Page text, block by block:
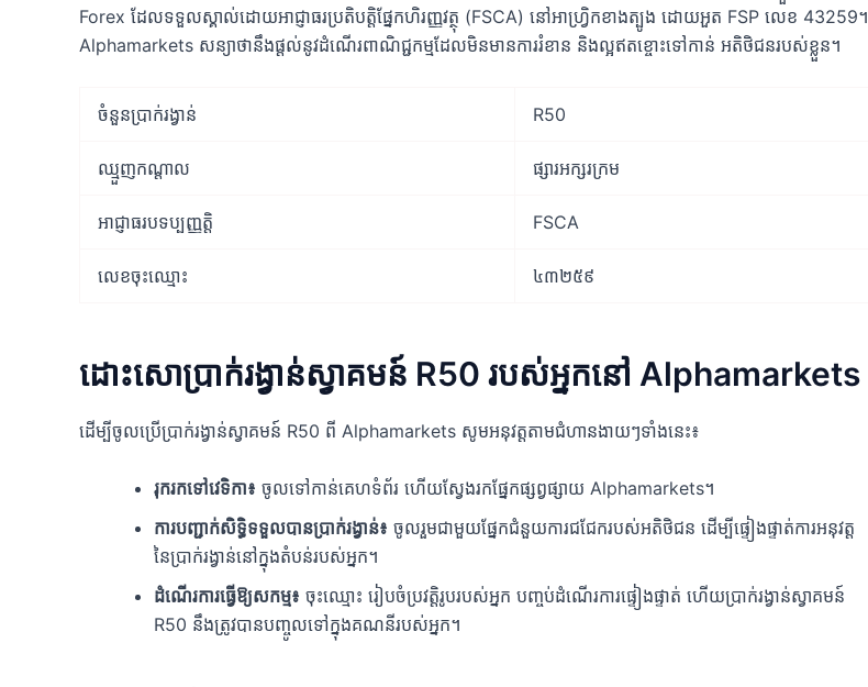
Forex ដែលទទួលស្គាល់ដោយអាជ្ញាធរប្រតិបត្តិផ្នែកហិរញ្ញវត្ថុ (FSCA) នៅអាហ្រ្វិកខាងត្បូង ដោយអួត FSP លេខ 43259។
Alphamarkets សន្យាថានឹងផ្តល់នូវដំណើរពាណិជ្ជកម្មដែលមិនមានការរំខាន និងល្អឥតខ្ចោះទៅកាន់ អតិថិជនរបស់ខ្លួន។
ចំនួនប្រាក់រង្វាន់ R50
ឈ្មួញកណ្តាល ផ្សារ​អក្សរ​ក្រម
អាជ្ញាធរបទប្បញ្ញត្តិ FSCA
លេខចុះឈ្មោះ ៤៣២៥៩
ដោះសោប្រាក់រង្វាន់ស្វាគមន៍ R50 របស់អ្នកនៅ Alphamarkets
ដើម្បីចូលប្រើប្រាក់រង្វាន់ស្វាគមន៍ R50 ពី Alphamarkets សូមអនុវត្តតាមជំហានងាយៗទាំងនេះ៖
រុករកទៅវេទិកា៖ ចូលទៅកាន់គេហទំព័រ ហើយស្វែងរកផ្នែកផ្សព្វផ្សាយ Alphamarkets។
ការបញ្ជាក់សិទ្ធិទទួលបានប្រាក់រង្វាន់៖ ចូលរួមជាមួយផ្នែកជំនួយការជជែករបស់អតិថិជន ដើម្បីផ្ទៀងផ្ទាត់ការអនុវត្ត
នៃប្រាក់រង្វាន់នៅក្នុងតំបន់របស់អ្នក។
ដំណើរការធ្វើឱ្យសកម្ម៖ ចុះឈ្មោះ រៀបចំប្រវត្តិរូបរបស់អ្នក បញ្ចប់ដំណើរការផ្ទៀងផ្ទាត់ ហើយប្រាក់រង្វាន់ស្វាគមន៍
R50 នឹងត្រូវបានបញ្ចូលទៅក្នុងគណនីរបស់អ្នក។